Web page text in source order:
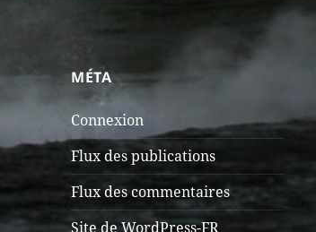
MÉTA
Connexion
Flux des publications
Flux des commentaires
Site de WordPress-FR